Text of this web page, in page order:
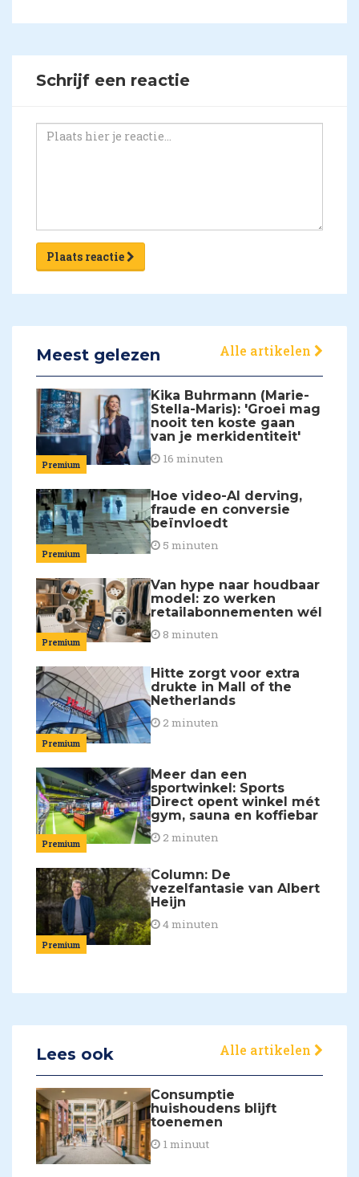
Schrijf een reactie
Plaats reactie
Meest gelezen Alle artikelen
Premium
Kika Buhrmann (Marie-
Stella-Maris): 'Groei mag
nooit ten koste gaan
van je merkidentiteit'
16 minuten
Premium
Hoe video-AI derving,
fraude en conversie
beïnvloedt
5 minuten
Premium
Van hype naar houdbaar
model: zo werken
retailabonnementen wél
8 minuten
Premium
Hitte zorgt voor extra
drukte in Mall of the
Netherlands
2 minuten
Premium
Meer dan een
sportwinkel: Sports
Direct opent winkel mét
gym, sauna en koffiebar
2 minuten
Premium
Column: De
vezelfantasie van Albert
Heijn
4 minuten
Lees ook Alle artikelen
Consumptie
huishoudens blijft
toenemen
1 minuut